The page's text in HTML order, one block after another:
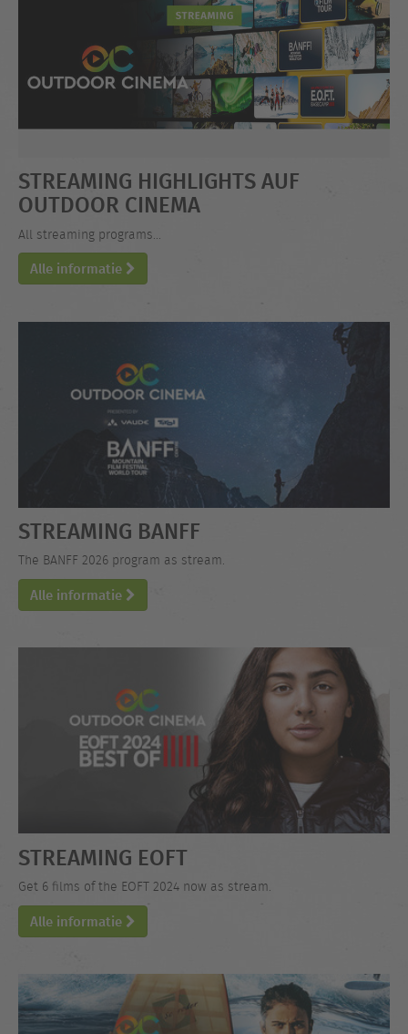
STREAMING HIGHLIGHTS AUF
OUTDOOR CINEMA
All streaming programs...
Alle informatie
STREAMING BANFF
The BANFF 2026 program as stream.
Alle informatie
STREAMING EOFT
Get 6 films of the EOFT 2024 now as stream.
Alle informatie